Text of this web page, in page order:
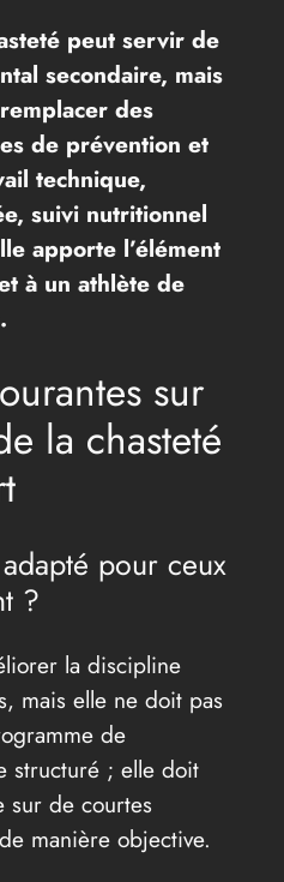
peut servir de
secondaire, mais
des
de prévention et
technique,
suivi nutritionnel
apporte l’élément
à un athlète de
sur
la chasteté
adapté pour ceux
?
la discipline
mais elle ne doit pas
de
structuré ; elle doit
sur de courtes
manière objective.